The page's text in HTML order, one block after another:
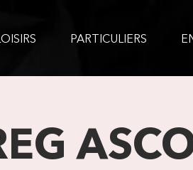
PARTICULIERS